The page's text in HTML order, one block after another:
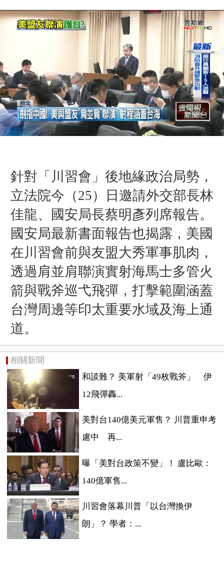
針對「川習會 」 後地緣政治局勢，
立法院今（25）日邀請外交部長林
佳龍、國安局長蔡明彥列席報告。
國安局最新書面報告也揭露，美國
在川習會前與友盟大秀軍事肌肉，
透過肩並肩聯演實射海馬士多管火
箭與戰斧巡弋飛彈，打擊範圍涵蓋
台灣周邊等印太重要水域及海上通
道。
相關新聞
和談難？ 美軍射「49枚戰斧」 伊
12飛彈轟...
美對台140億美元軍售？ 川普重申考
慮中 再...
曝「美對台政策不變」！ 盧比歐：
140億軍售...
川習會落幕川普「以台灣換伊
朗」？ 學者：...